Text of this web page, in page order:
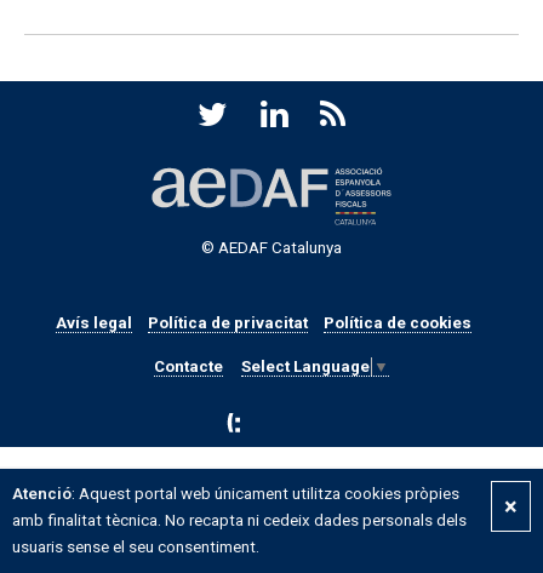
© AEDAF Catalunya
Avís legal Política de privacitat Política de cookies
Contacte Select Language ▼
×
Atenció: Aquest portal web únicament utilitza cookies pròpies
amb finalitat tècnica. No recapta ni cedeix dades personals dels
usuaris sense el seu consentiment.